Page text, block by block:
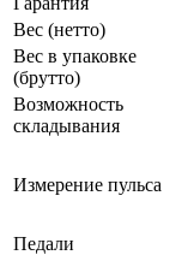
Вес (нетто)
Вес в упаковке
(брутто)
Возможность
складывания
Измерение пульса
Педали